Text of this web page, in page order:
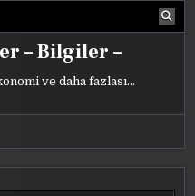
– Bilgiler –
ve daha fazlası…